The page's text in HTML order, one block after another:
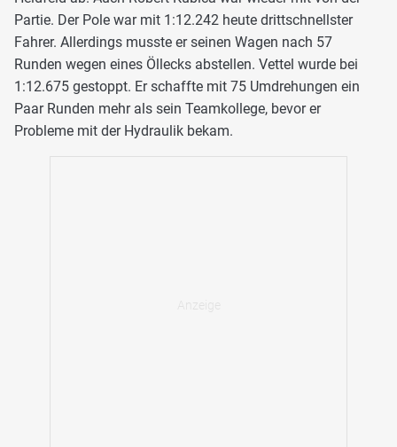
Partie. Der Pole war mit 1:12.242 heute drittschnellster
Fahrer. Allerdings musste er seinen Wagen nach 57
Runden wegen eines Öllecks abstellen. Vettel wurde bei
1:12.675 gestoppt. Er schaffte mit 75 Umdrehungen ein
Paar Runden mehr als sein Teamkollege, bevor er
Probleme mit der Hydraulik bekam.